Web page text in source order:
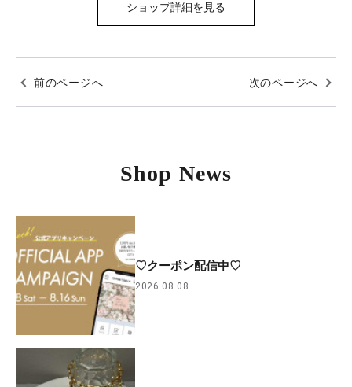
ショップ詳細を見る
前のページへ 次のページへ
Shop News
♡クーポン配信中♡
2026.08.08